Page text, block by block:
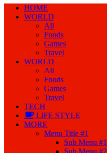
HOME
WORLD
All
Foods
Games
Travel
WORLD
All
Foods
Games
Travel
TECH
LIFE STYLE
MORE
Menu Title #1
Sub Menu #1
Sub Menu #2